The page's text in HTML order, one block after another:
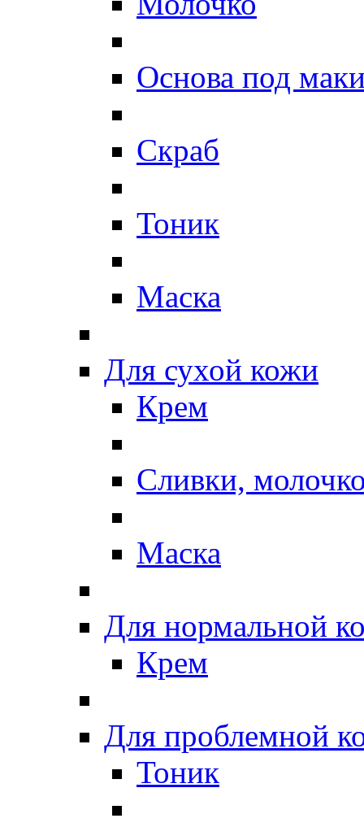
Основа под
Скраб
Тоник
Маска
Для сухой кожи
Крем
Сливки,
Маска
Для нормальной
Крем
Для проблемной
Тоник